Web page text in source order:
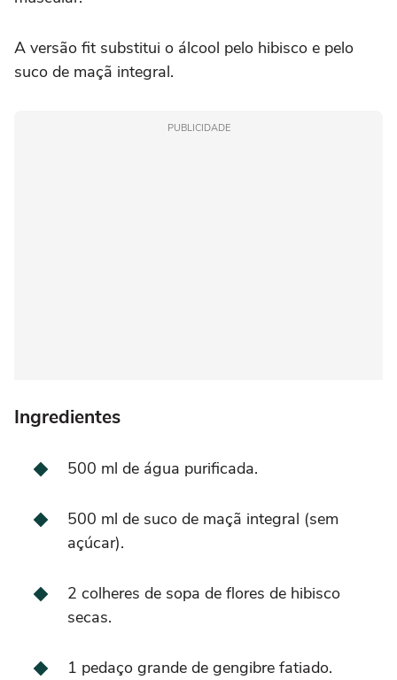
A versão fit substitui o álcool pelo hibisco e pelo
suco de maçã integral.
PUBLICIDADE
Ingredientes
500 ml de água purificada.
500 ml de suco de maçã integral (sem
açúcar).
2 colheres de sopa de flores de hibisco
secas.
1 pedaço grande de gengibre fatiado.